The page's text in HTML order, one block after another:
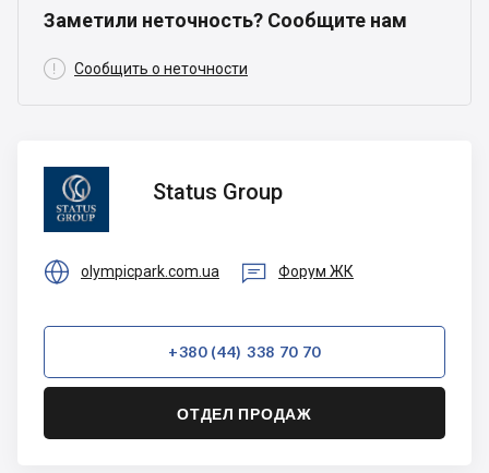
Заметили неточность? Сообщите нам
 Сообщить о неточности
Status
Group
Status Group
 olympicpark.com.ua  Форум ЖК
+380 (44) 338 70 70
ОТДЕЛ ПРОДАЖ